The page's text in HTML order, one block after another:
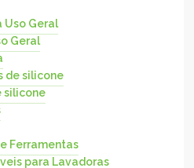
Uso Geral
Geral
de silicone
silicone
Ferramentas
para Lavadoras